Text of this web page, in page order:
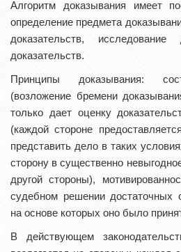
Алгоритм доказывания имеет
определение предмета
доказательств, исследование
доказательств.
Принципы доказывания:
(возложение бремени
только дает оценку
(каждой стороне
представить дело в таких
сторону в существенно
другой стороны),
судебном решении достаточных
на основе которых оно было
В действующем